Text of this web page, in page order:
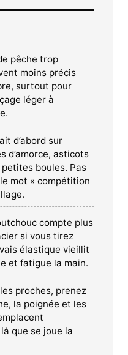
pêche trop
moins précis
surtout pour
léger à
d’abord sur
d’amorce, asticots
boules. Pas
mot « compétition
compte plus
si vous tirez
élastique vieillit
et fatigue la main.
proches, prenez
la poignée et les
que se joue la